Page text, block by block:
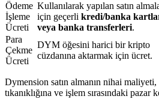
Krediler
Ödeme
İşleme
Ücreti
Kullanılarak yapılan satın
için geçerli kredi/banka
veya banka transferleri.
Para
Çekme
Ücreti
DYM öğesini harici bir kripto
cüzdanına aktarmak için ücret.
Dymension satın almanın nihai
tıkanıklığına ve işlem sırasındaki pazar